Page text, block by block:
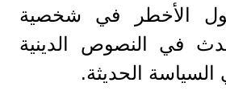
الأخطر في شخصية
في النصوص الدينية
السياسة الحديثة.